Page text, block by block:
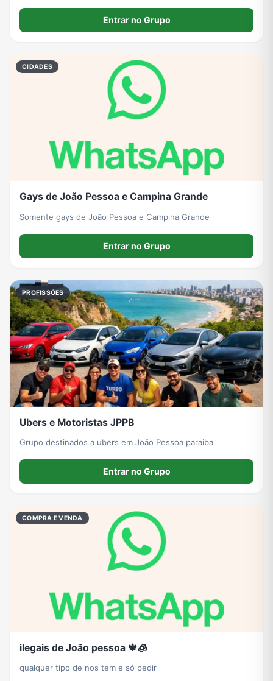
Entrar no Grupo
CIDADES
Gays de João Pessoa e Campina Grande
Somente gays de João Pessoa e Campina Grande
Entrar no Grupo
PROFISSÕES
Ubers e Motoristas JPPB
Grupo destinados a ubers em João Pessoa paraiba
Entrar no Grupo
COMPRA E VENDA
ilegais de João pessoa 🍁🧊
qualquer tipo de nos tem e só pedir